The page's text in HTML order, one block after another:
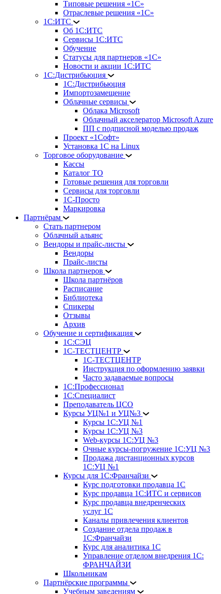
Типовые решения «1С»
Отраслевые решения «1С»
1С:ИТС
Об 1С:ИТС
Сервисы 1С:ИТС
Обучение
Статусы для партнеров «1С»
Новости и акции 1С:ИТС
1С:Дистрибьюция
1С:Дистрибьюция
Импортозамещение
Облачные сервисы
Облака Microsoft
Облачный акселератор Microsoft Azure
ПП с подписной моделью продаж
Проект «1Софт»
Установка 1С на Linux
Торговое оборудование
Кассы
Каталог ТО
Готовые решения для торговли
Сервисы для торговли
1С-Просто
Маркировка
Партнёрам
Стать партнером
Облачный альянс
Вендоры и прайс-листы
Вендоры
Прайс-листы
Школа партнеров
Школа партнёров
Расписание
Библиотека
Спикеры
Отзывы
Архив
Обучение и сертификация
1С:СЭЦ
1С-ТЕСТЦЕНТР
1С-ТЕСТЦЕНТР
Инструкция по оформлению заявки
Часто задаваемые вопросы
1С:Профессионал
1С:Специалист
Преподаватель ЦСО
Курсы УЦ№1 и УЦ№3
Курсы 1С:УЦ №1
Курсы 1С:УЦ №3
Web-курсы 1С:УЦ №3
Очные курсы-погружение 1С:УЦ №3
Продажа дистанционных курсов
1С:УЦ №1
Курсы для 1С:Франчайзи
Курс подготовки продавца 1С
Курс продавца 1С:ИТС и сервисов
Курс продавца внедренческих
услуг 1С
Каналы привлечения клиентов
Создание отдела продаж в
1С:Франчайзи
Курс для аналитика 1С
Управление отделом внедрения 1С:
ФРАНЧАЙЗИ
Школьникам
Партнёрские программы
Учебным заведениям